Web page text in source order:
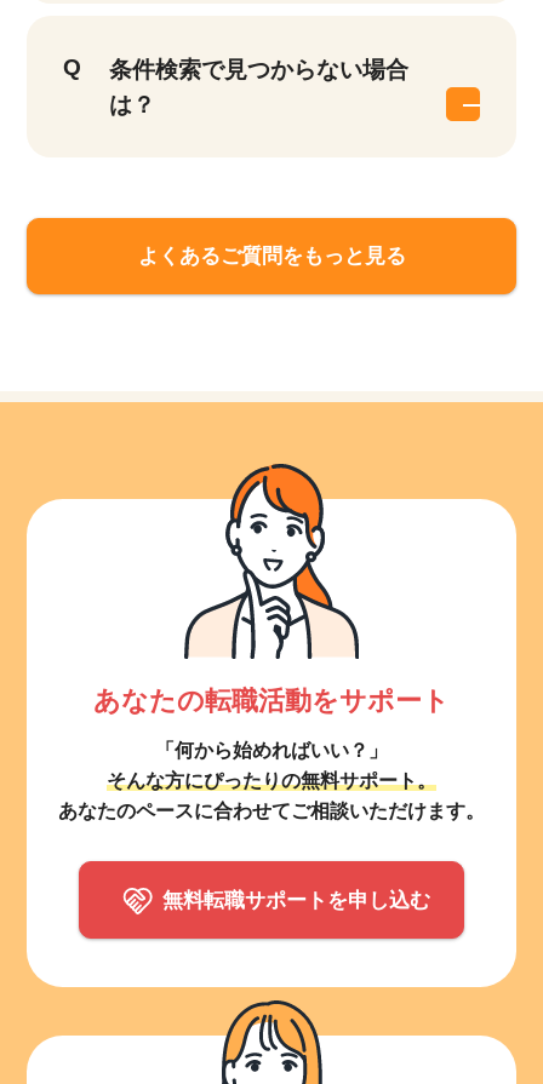
条件検索で見つからない場合
は？
よくあるご質問をもっと見る
あなたの転職活動をサポート
「何から始めればいい？」
そんな方にぴったりの無料サポート。
あなたのペースに合わせてご相談いただけます。
無料転職サポートを申し込む
17,033 他の条件を選択